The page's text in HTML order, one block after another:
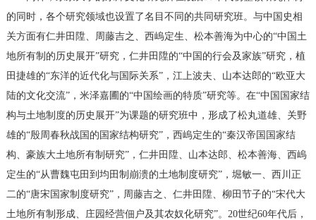
的同时，各个研究领域也设置了名目不同的共同研究班。与中国史相
关方面有仁井田陞、周藤吉之、西嵨定生、松本善海为中心的“中国土
地所有制的历史展开”研究，仁井田陞的“中国的行会及家族”研究，植
田捷雄的“东洋的近代化与国际关系”，江上波夫、山本达郎的“欧亚大
陆的文化交流”，米泽嘉圃的“中国绘画的特质”研究等。在“中国国家结
构与土地制度的历史展开”为课题的研究班中，形成了松丸道雄、关野
雄的“殷周春秋战国的国家结构研究”，西嵨定生的“秦汉帝国国家结
构、豪族大土地所有制研究”，仁井田陞、山本达郎、松本善海、西嵨
定生的“从曹魏屯田到均田制崩溃的土地制度研究”，堀敏一、西川正
二的“唐宋国家制度研究”，周藤吉之、仁井田陞、柳田节子的“宋代大
土地所有制形成、庄园经营佃户及其农奴化研究”。20世纪60年代后，